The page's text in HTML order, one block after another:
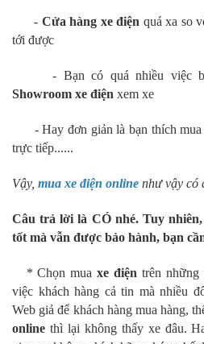
- Cửa hàng xe điện quá xa so
tới được
- Bạn có quá nhiều việc
Showroom xe điện xem xe
- Hay đơn giản là bạn thích mua
trực tiếp......
Vậy, mua xe điện online như vậy có
Câu trả lời là CÓ nhé. Tuy
tốt mà vẫn được bảo hành, bạn
* Chọn muaxe điện trên
việc khách hàng cả tin mà nhiều
Web giả để khách hàng mua hàng,
online thì lại không thấy xe đâu.